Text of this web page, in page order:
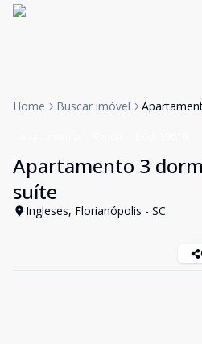
Home Buscar imóvel
Apartamento 3
suíte
Ingleses, Florianópolis - SC